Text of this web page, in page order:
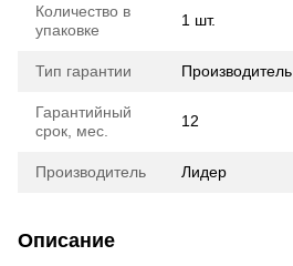
Количество в
упаковке
1 шт.
Тип гарантии Производитель
Гарантийный
срок, мес.
12
Производитель Лидер
Описание